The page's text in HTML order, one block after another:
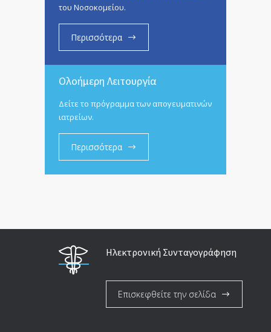
του Νοσοκομείου.
Περισσότερα
Ολοήμερη Λειτουργία
Δείτε το πρόγραμμα των απογευματινών
ιατρείων.
Περισσότερα
Ηλεκτρονική Συνταγογράφηση
Επισκεφθείτε την σελίδα